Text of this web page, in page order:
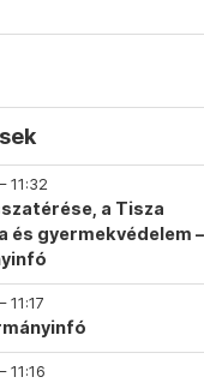
11:32
a Tisza
és gyermekvédelem
11:17
11:16